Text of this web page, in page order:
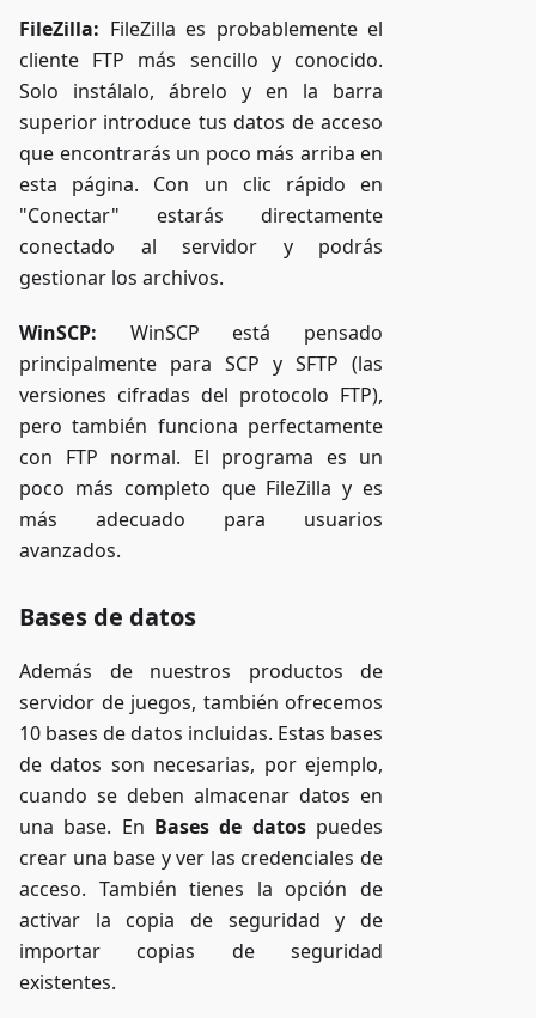
FileZilla: FileZilla es probablemente el
cliente FTP más sencillo y conocido.
Solo instálalo, ábrelo y en la barra
superior introduce tus datos de acceso
que encontrarás un poco más arriba en
esta página. Con un clic rápido en
"Conectar" estarás directamente
conectado al servidor y podrás
gestionar los archivos.
WinSCP: WinSCP está pensado
principalmente para SCP y SFTP (las
versiones cifradas del protocolo FTP),
pero también funciona perfectamente
con FTP normal. El programa es un
poco más completo que FileZilla y es
más adecuado para usuarios
avanzados.
Bases de datos
Además de nuestros productos de
servidor de juegos, también ofrecemos
10 bases de datos incluidas. Estas bases
de datos son necesarias, por ejemplo,
cuando se deben almacenar datos en
una base. En Bases de datospuedes
crear una base y ver las credenciales de
acceso. También tienes la opción de
activar la copia de seguridad y de
importar copias de seguridad
existentes.